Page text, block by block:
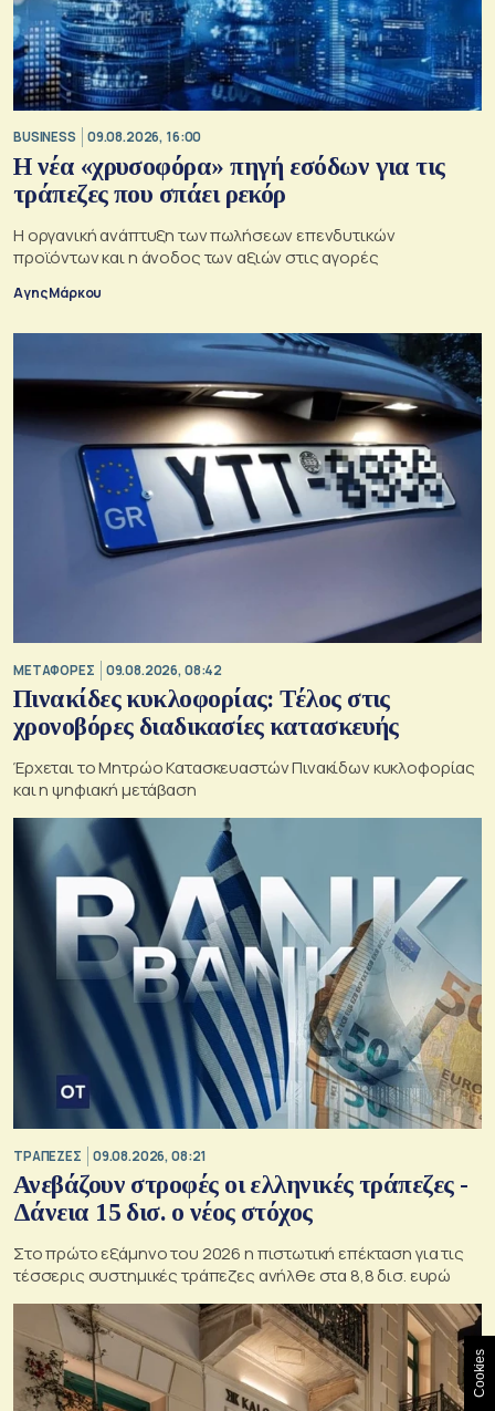
BUSINESS 09.08.2026, 16:00
Η νέα «χρυσοφόρα» πηγή εσόδων για τις
τράπεζες που σπάει ρεκόρ
Η οργανική ανάπτυξη των πωλήσεων επενδυτικών
προϊόντων και η άνοδος των αξιών στις αγορές
Αγης Μάρκου
ΜΕΤΑΦΟΡΕΣ 09.08.2026, 08:42
Πινακίδες κυκλοφορίας: Τέλος στις
χρονοβόρες διαδικασίες κατασκευής
Έρχεται το Μητρώο Κατασκευαστών Πινακίδων κυκλοφορίας
και η ψηφιακή μετάβαση
ΤΡΑΠΕΖΕΣ 09.08.2026, 08:21
Ανεβάζουν στροφές οι ελληνικές τράπεζες -
Δάνεια 15 δισ. ο νέος στόχος
Στο πρώτο εξάμηνο του 2026 η πιστωτική επέκταση για τις
τέσσερις συστημικές τράπεζες ανήλθε στα 8,8 δισ. ευρώ
Cookies